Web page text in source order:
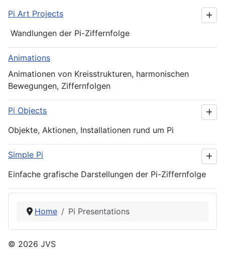
Pi Art Projects
Wandlungen der Pi-Ziffernfolge
Animations
Animationen von Kreisstrukturen, harmonischen
Bewegungen, Ziffernfolgen
Pi Objects
Objekte, Aktionen, Installationen rund um Pi
Simple Pi
Einfache grafische Darstellungen der Pi-Ziffernfolge
Home Pi Presentations
© 2026 JVS